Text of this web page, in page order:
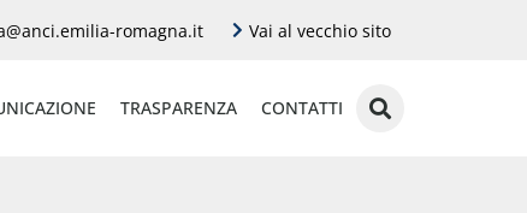
romagna.it Vai al vecchio sito
TRASPARENZA CONTATTI